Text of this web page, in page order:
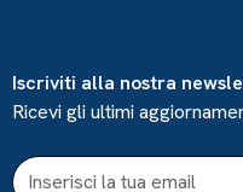
Iscriviti alla nostra
Ricevi gli ultimi